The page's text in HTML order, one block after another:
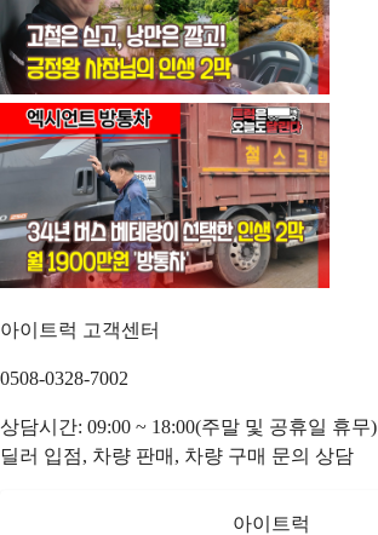
아이트럭 고객센터
0508-0328-7002
상담시간: 09:00 ~ 18:00(주말 및 공휴일 휴무)
딜러 입점, 차량 판매, 차량 구매 문의 상담
아이트럭